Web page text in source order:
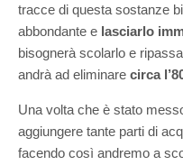
tracce di questa sostanze
abbondante e lasciarlo
bisognerà scolarlo e
andrà ad eliminare circa
Una volta che è stato
aggiungere tante parti di
facendo così andremo a